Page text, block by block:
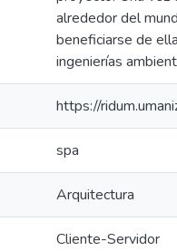
alrededor del
beneficiarse de
ingenierías
https://
spa
Arquitectura
Cliente-Servidor